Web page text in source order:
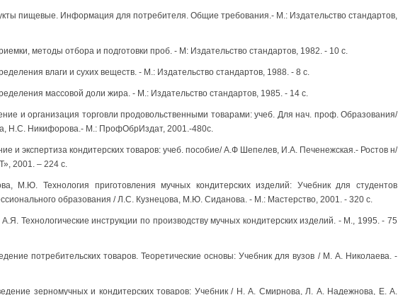
пищевые. Информация для потребителя. Общие требования.- М.: Издательство стандартов,
методы отбора и подготовки проб. - М: Издательство стандартов, 1982. - 10 с.
влаги и сухих веществ. - М.: Издательство стандартов, 1988. - 8 с.
массовой доли жира. - М.: Издательство стандартов, 1985. - 14 с.
и организация торговли продовольственными товарами: учеб. Для нач. проф. Образования/
Н.С. Никифорова.- М.: ПрофОбрИздат, 2001.-480с.
и экспертиза кондитерских товаров: учеб. пособие/ А.Ф Шепелев, И.А. Печенежская.- Ростов н/
2001. – 224 с.
М.Ю. Технология приготовления мучных кондитерских изделий: Учебник для студентов
образования / Л.С. Кузнецова, М.Ю. Сиданова. - М.: Мастерство, 2001. - 320 с.
Технологические инструкции по производству мучных кондитерских изделий. - М., 1995. - 75
потребительских товаров. Теоретические основы: Учебник для вузов / М. А. Николаева. -
зерномучных и кондитерских товаров: Учебник / Н. А. Смирнова, Л. А. Надежнова, Е. А.